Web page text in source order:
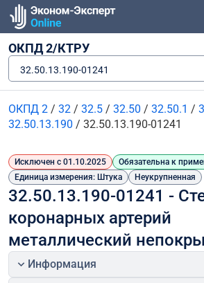
ОКПД 2/КТРУ
32.50.13.190-01241
ОКПД 2 / 32 / 32.5 / 32.50 / 32.50.1 /
32.50.13.190 / 32.50.13.190-01241
Исключен с 01.10.2025
Обязательна к
Единица измерения: Штука
Неукрупненная
32.50.13.190-01241 -
коронарных артерий
металлический
Информация